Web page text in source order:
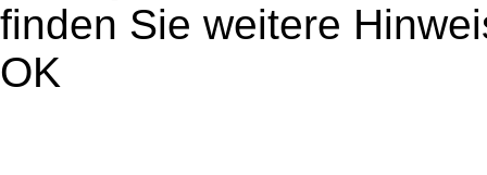
finden Sie weitere
OK